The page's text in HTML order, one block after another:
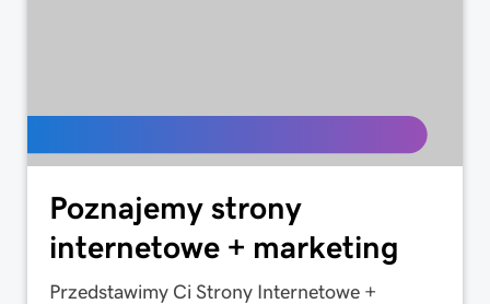
Poznajemy strony
internetowe + marketing
Przedstawimy Ci Strony Internetowe +